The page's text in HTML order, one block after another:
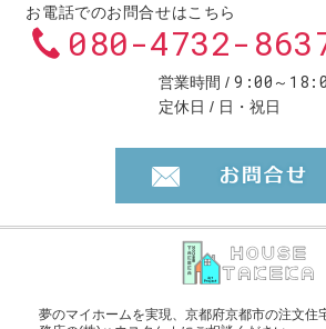
お電話でのお問合せはこちら
080-4732-8637
営業時間 9:00～
定休日 日・祝日
夢のマイホームを実現、 京都府京都市の注文住